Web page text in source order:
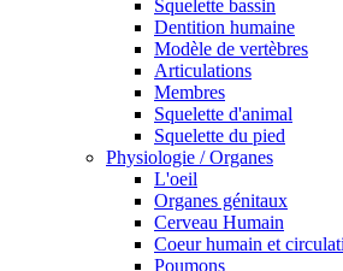
Squelette bassin
Dentition humaine
Modèle de vertèbres
Articulations
Membres
Squelette d'animal
Squelette du pied
Physiologie / Organes
L'oeil
Organes génitaux
Cerveau Humain
Coeur humain et
Poumons